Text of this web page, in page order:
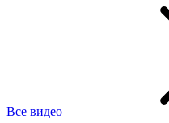
Все видео